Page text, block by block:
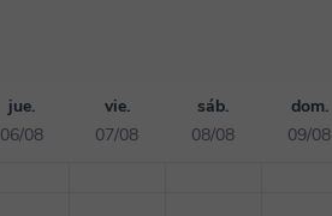
jue.
06/08
vie.
07/08
sáb.
08/08
dom.
09/08